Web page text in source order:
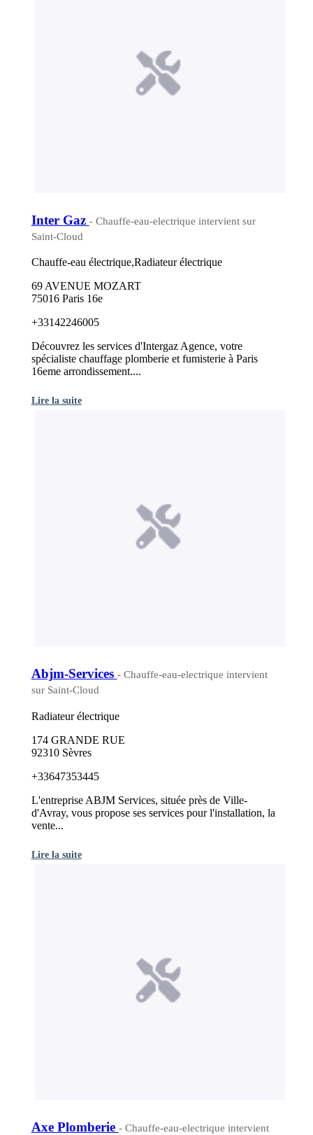
Inter Gaz - Chauffe-eau-electrique intervient sur
Saint-Cloud
Chauffe-eau électrique,Radiateur électrique
69 AVENUE MOZART
75016 Paris 16e
+33142246005
Découvrez les services d'Intergaz Agence, votre
spécialiste chauffage plomberie et fumisterie à Paris
16eme arrondissement....
Lire la suite
Abjm-Services - Chauffe-eau-electrique intervient
sur Saint-Cloud
Radiateur électrique
174 GRANDE RUE
92310 Sèvres
+33647353445
L'entreprise ABJM Services, située près de Ville-
d'Avray, vous propose ses services pour l'installation, la
vente...
Lire la suite
Axe Plomberie - Chauffe-eau-electrique intervient